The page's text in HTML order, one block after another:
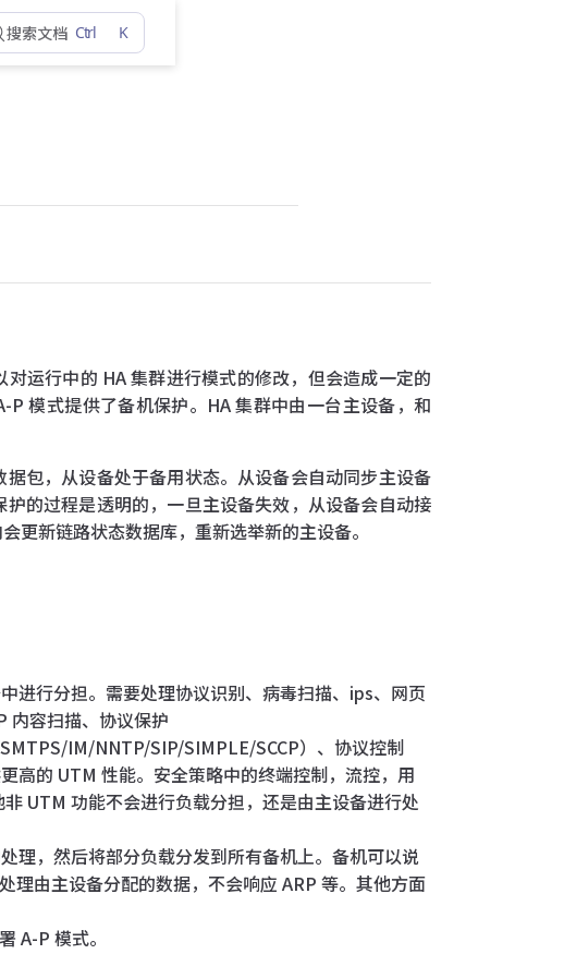
搜索文档 Ctrl K
运行中的 HA 集群进行模式的修改，但会造成一定的
模式提供了备机保护。HA 集群中由一台主设备，和
包，从设备处于备用状态。从设备会自动同步主设备
的过程是透明的，一旦主设备失效，从设备会自动接
更新链路状态数据库，重新选举新的主设备。
进行分担。需要处理协议识别、病毒扫描、ips、网页
内容扫描、协议保护
IM/NNTP/SIP/SIMPLE/SCCP）、协议控制
高的 UTM 性能。安全策略中的终端控制，流控，用
UTM 功能不会进行负载分担，还是由主设备进行处
理，然后将部分负载分发到所有备机上。备机可以说
理由主设备分配的数据，不会响应 ARP 等。其他方面
A-P 模式。